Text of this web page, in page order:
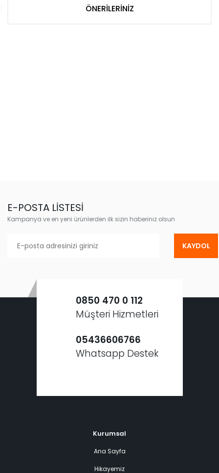
ÖNERİLERİNİZ
E-POSTA LİSTESİ
Kampanya ve en yeni ürünlerden ilk sizin haberiniz olsun
KAYDOL
0850 470 0 112
Müşteri Hizmetleri
05436606766
Whatsapp Destek
Kurumsal
Ana Sayfa
Hikayemiz